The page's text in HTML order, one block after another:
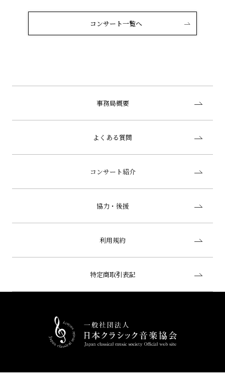
コンサート一覧へ
事務局概要
よくある質問
コンサート紹介
協力・後援
利用規約
特定商取引表記